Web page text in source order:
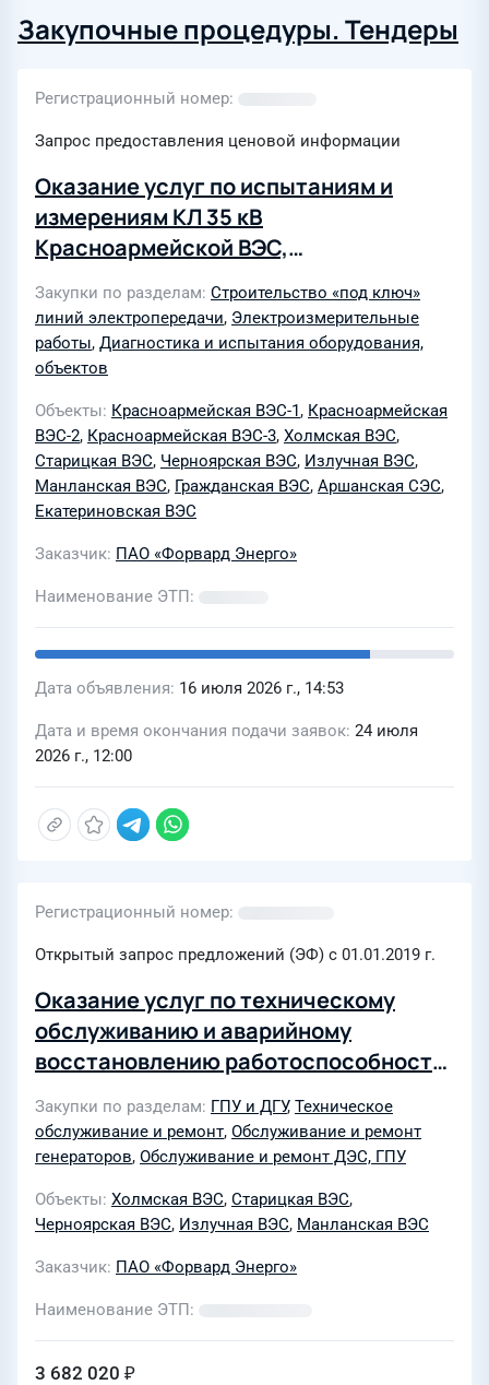
Закупочные процедуры. Тендеры
Регистрационный номер
Запрос предоставления ценовой информации
Оказание услуг по испытаниям и
измерениям КЛ 35 кВ
Красноармейской ВЭС,
ВЭС, Аршанской СЭС, Манланской
ВЭС, Излучной ВЭС, Холмской ВЭС,
Старицкой ВЭС, Черноярской ВЭС
Закупки по разделам Строительство «под ключ»
линий электропередачи, Электроизмерительные
работы, Диагностика и испытания оборудования,
объектов
Объекты Красноармейская ВЭС-1, Красноармейская
ВЭС-2, Красноармейская ВЭС-3, Холмская ВЭС,
Старицкая ВЭС, Черноярская ВЭС, Излучная ВЭС,
Манланская ВЭС, Гражданская ВЭС, Аршанская СЭС,
Екатериновская ВЭС
Заказчик ПАО «Форвард Энерго»
Наименование ЭТП
Дата объявления 16 июля 2026 г., 14:53
Дата и время окончания подачи заявок 24 июля
2026 г., 12:00
Регистрационный номер
Открытый запрос предложений (ЭФ) с 01.01.2019 г.
Оказание услуг по техническому
обслуживанию и аварийному
восстановлению работоспособности
Холмской ВЭС, Черноярской ВЭС,
Старицкой ВЭС, Манланской ВЭС и
Закупки по разделам ГПУ и ДГУ, Техническое
обслуживание и ремонт, Обслуживание и ремонт
генераторов, Обслуживание и ремонт ДЭС, ГПУ
Объекты Холмская ВЭС, Старицкая ВЭС,
Черноярская ВЭС, Излучная ВЭС, Манланская ВЭС
Заказчик ПАО «Форвард Энерго»
Наименование ЭТП
3 682 020 ₽